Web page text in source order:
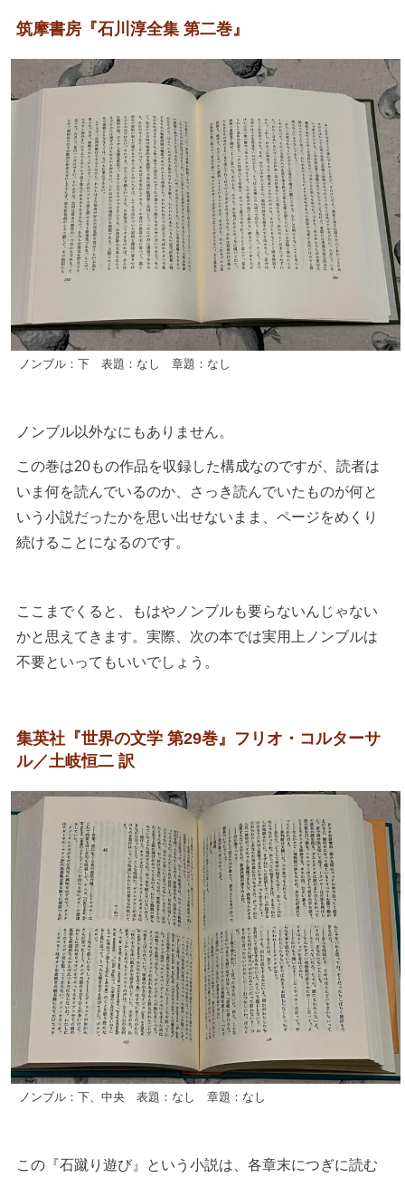
筑摩書房『石川淳全集 第二巻』
ノンブル：下 表題：なし 章題：なし
ノンブル以外なにもありません。
この巻は20もの作品を収録した構成なのですが、読者は
いま何を読んでいるのか、さっき読んでいたものが何と
いう小説だったかを思い出せないまま、ページをめくり
続けることになるのです。
ここまでくると、もはやノンブルも要らないんじゃない
かと思えてきます。実際、次の本では実用上ノンブルは
不要といってもいいでしょう。
集英社『世界の文学 第29巻』フリオ・コルターサ
ル／土岐恒二 訳
ノンブル：下、中央 表題：なし 章題：なし
この『石蹴り遊び』という小説は、各章末につぎに読む